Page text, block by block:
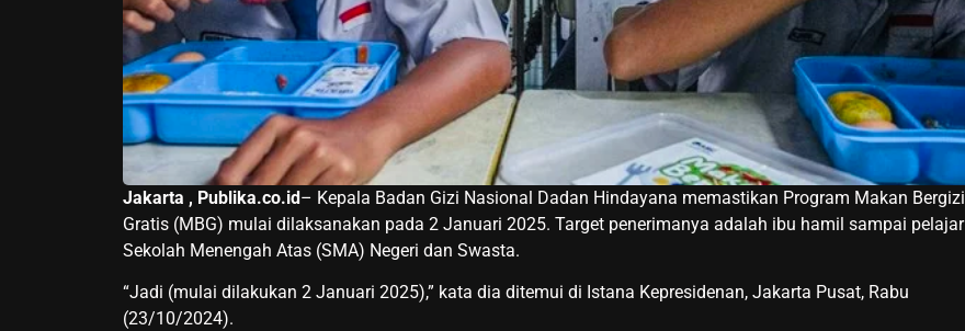
Jakarta , Publika.co.id– Kepala Badan Gizi Nasional Dadan Hindayana memastikan Program Makan Bergizi
Gratis (MBG) mulai dilaksanakan pada 2 Januari 2025. Target penerimanya adalah ibu hamil sampai pelajar
Sekolah Menengah Atas (SMA) Negeri dan Swasta.
“Jadi (mulai dilakukan 2 Januari 2025),” kata dia ditemui di Istana Kepresidenan, Jakarta Pusat, Rabu
(23/10/2024).